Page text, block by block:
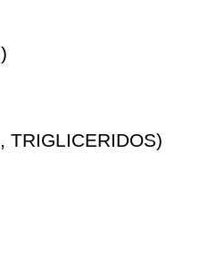
TRIGLICERIDOS)